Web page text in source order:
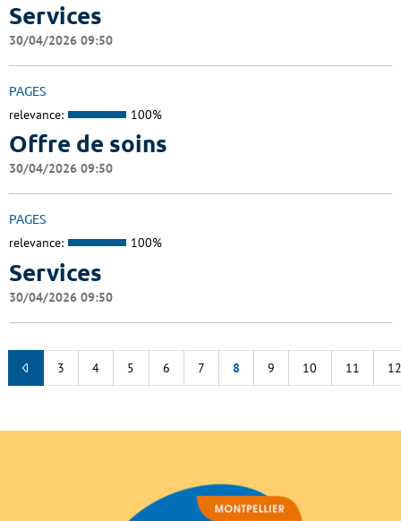
Services
30/04/2026 09:50
PAGES
relevance: 100%
Offre de soins
30/04/2026 09:50
PAGES
relevance: 100%
Services
30/04/2026 09:50
3 4 5 6 7 8 9 10 11 12